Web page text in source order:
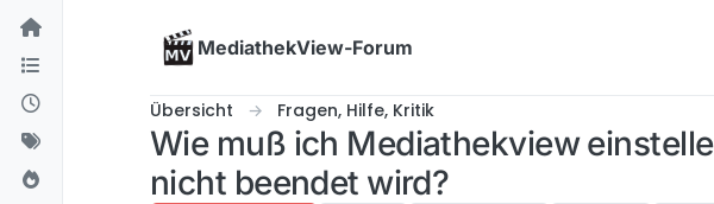
Skip to content
MediathekView-Forum
Übersicht Fragen, Hilfe, Kritik
Wie muß ich Mediathekview
nicht beendet wird?